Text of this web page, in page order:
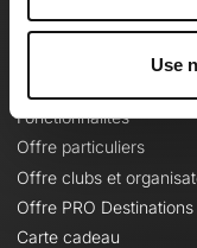
Use
Fonctionnalités
Offre particuliers
Offre clubs et
Offre PRO Destinations
Carte cadeau